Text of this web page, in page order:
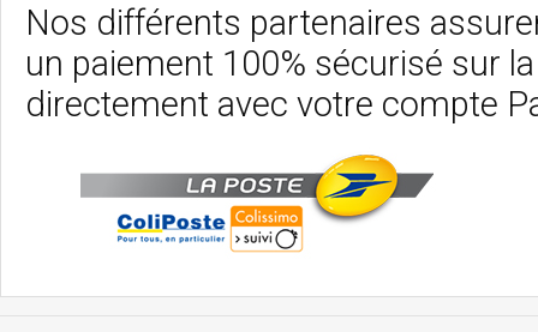
Nos différents partenaires
un paiement 100% sécurisé sur
directement avec votre compte